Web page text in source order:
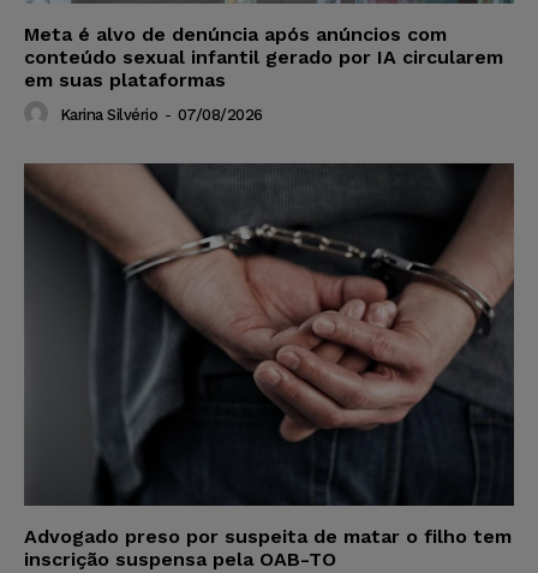
Meta é alvo de denúncia após anúncios com
conteúdo sexual infantil gerado por IA circularem
em suas plataformas
Karina Silvério - 07/08/2026
Advogado preso por suspeita de matar o filho tem
inscrição suspensa pela OAB-TO